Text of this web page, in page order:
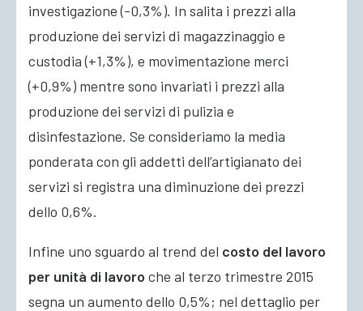
investigazione (-0,3%). In salita i prezzi alla
produzione dei servizi di magazzinaggio e
custodia (+1,3%), e movimentazione merci
(+0,9%) mentre sono invariati i prezzi alla
produzione dei servizi di pulizia e
disinfestazione. Se consideriamo la media
ponderata con gli addetti dell’artigianato dei
servizi si registra una diminuzione dei prezzi
dello 0,6%.
Infine uno sguardo al trend del costo del lavoro
per unità di lavoro che al terzo trimestre 2015
segna un aumento dello 0,5%; nel dettaglio per